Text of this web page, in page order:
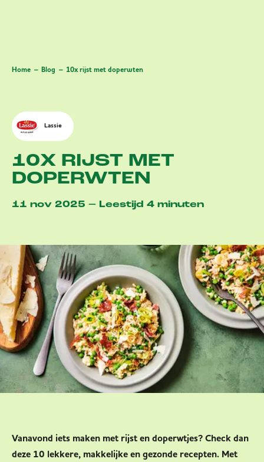
Home Blog 10x rijst met doperwten
Lassie
10X RIJST MET
DOPERWTEN
11 nov 2025 – Leestijd 4 minuten
Vanavond iets maken met rijst en doperwtjes? Check dan
deze 10 lekkere, makkelijke en gezonde recepten. Met